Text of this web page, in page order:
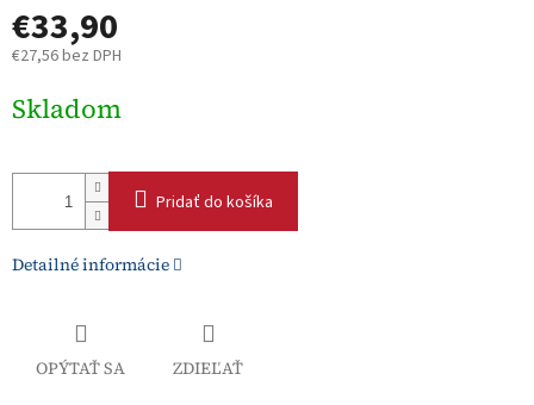
€33,90
€27,56 bez DPH
cena:
Skladom
Pridať do košíka
Detailné informácie
OPÝTAŤ SA ZDIEĽAŤ